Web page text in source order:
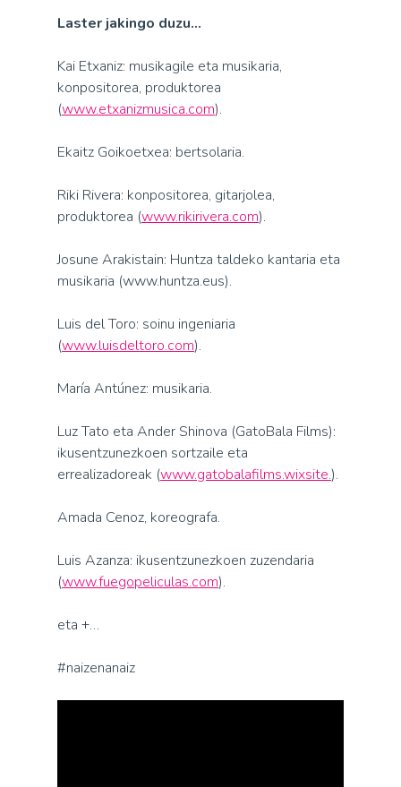
Laster jakingo duzu…
Kai Etxaniz: musikagile eta musikaria,
konpositorea, produktorea
(www.etxanizmusica.com).
Ekaitz Goikoetxea: bertsolaria.
Riki Rivera: konpositorea, gitarjolea,
produktorea (www.rikirivera.com).
Josune Arakistain: Huntza taldeko kantaria eta
musikaria (www.huntza.eus).
Luis del Toro: soinu ingeniaria
(www.luisdeltoro.com).
María Antúnez: musikaria.
Luz Tato eta Ander Shinova (GatoBala Films):
ikusentzunezkoen sortzaile eta
errealizadoreak (www.gatobalafilms.wixsite.).
Amada Cenoz, koreografa.
Luis Azanza: ikusentzunezkoen zuzendaria
(www.fuegopeliculas.com).
eta +…
#naizenanaiz